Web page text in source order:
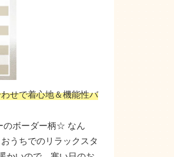
せで着心地＆機能性バ
のボーダー柄☆ なん
うちでのリラックスタ